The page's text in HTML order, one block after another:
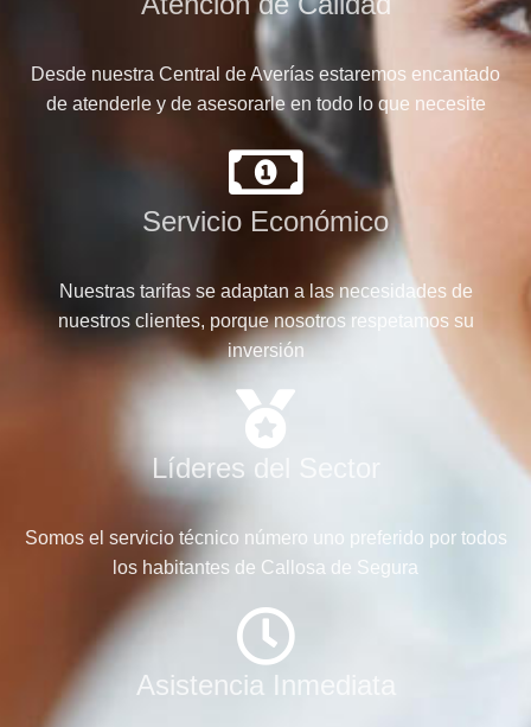
Desde nuestra Central de Averías estaremos encantado
de atenderle y de asesorarle en todo lo que necesite
Servicio Económico
Nuestras tarifas se adaptan a las necesidades de
nuestros clientes, porque nosotros respetamos su
inversión
Líderes del Sector
Somos el servicio técnico número uno preferido por todos
los habitantes de Callosa de Segura
Asistencia Inmediata